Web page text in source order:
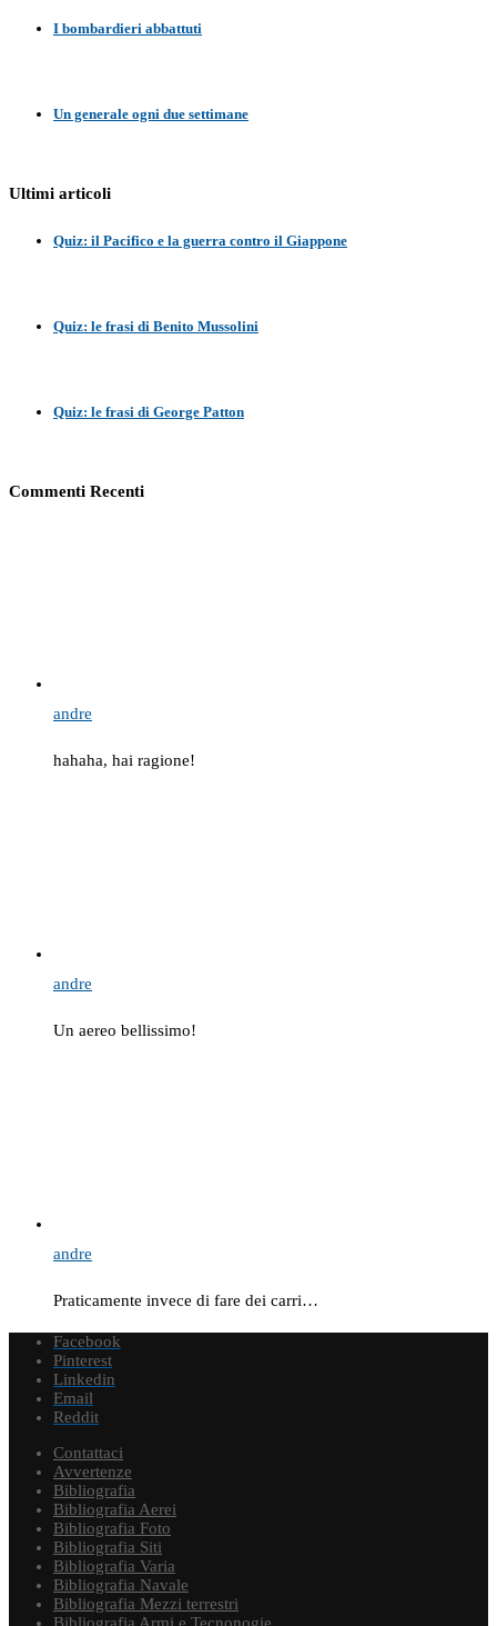
I bombardieri abbattuti
Un generale ogni due settimane
Ultimi articoli
Quiz: il Pacifico e la guerra contro il Giappone
Quiz: le frasi di Benito Mussolini
Quiz: le frasi di George Patton
Commenti Recenti
andre
hahaha, hai ragione!
andre
Un aereo bellissimo!
andre
Praticamente invece di fare dei carri…
Facebook
Pinterest
Linkedin
Email
Reddit
Contattaci
Avvertenze
Bibliografia
Bibliografia Aerei
Bibliografia Foto
Bibliografia Siti
Bibliografia Varia
Bibliografia Navale
Bibliografia Mezzi terrestri